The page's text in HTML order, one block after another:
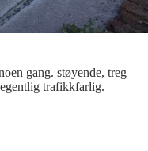
gang. støyende, treg
trafikkfarlig.